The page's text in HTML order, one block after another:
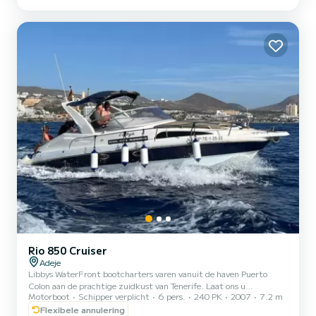
Rio 850 Cruiser
Adeje
Libbys WaterFront bootcharters varen vanuit de haven Puerto
Colon aan de prachtige zuidkust van Tenerife. Laat ons u
verwelkomen aan boord van "Libby", onze 30 ft Twin Engine Rio 850
Cruiser. U zult genieten van voldoende ruimte om te ontspannen
Motorboot Schipper verplicht 6 pers. 240 PK 2007
7.2 m
Flexibele annulering